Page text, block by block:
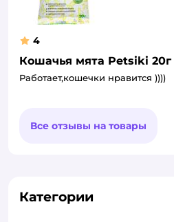
4
Кошачья мята Petsiki 20г
Работает,кошечки нравится ))))
Все отзывы на товары
Категории